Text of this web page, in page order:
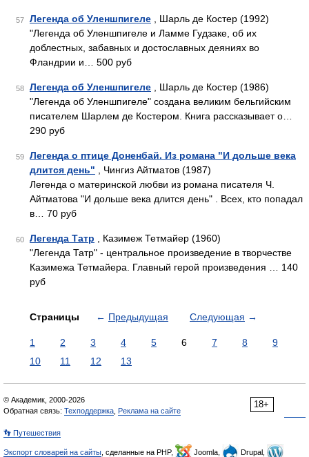
57 Легенда об Уленшпигеле , Шарль де Костер (1992)
"Легенда об Уленшпигеле и Ламме Гудзаке, об их
доблестных, забавных и достославных деяниях во
Фландрии и… 500 руб
58 Легенда об Уленшпигеле , Шарль де Костер (1986)
"Легенда об Уленшпигеле" создана великим бельгийским
писателем Шарлем де Костером. Книга рассказывает о…
290 руб
59
Легенда о птице Доненбай. Из романа "И дольше века
длится день" , Чингиз Айтматов (1987)
Легенда о материнской любви из романа писателя Ч.
Айтматова "И дольше века длится день" . Всех, кто попадал
в… 70 руб
60 Легенда Татр , Казимеж Тетмайер (1960)
"Легенда Татр" - центральное произведение в творчестве
Казимежа Тетмайера. Главный герой произведения … 140
руб
Страницы ← Предыдущая Следующая →
1 2 3 4 5 6 7 8
9
10
11 12 13
18+
© Академик, 2000-2026
Обратная связь: Техподдержка Реклама на сайте
👣 Путешествия
Экспорт словарей на сайты , сделанные на PHP, Joomla,
Drupal,